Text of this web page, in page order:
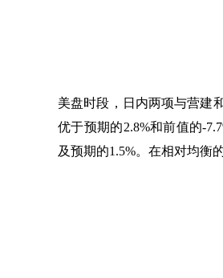
美盘时段，日内两项与营建
优于预期的2.8%和前值的-
及预期的1.5%。在相对均衡